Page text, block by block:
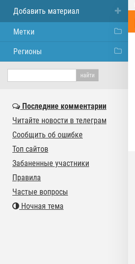
Добавить материал
Метки
Регионы
Последние комментарии
Читайте новости в телеграм
Сообщить об ошибке
Топ сайтов
Забаненные участники
Правила
Частые вопросы
Ночная тема